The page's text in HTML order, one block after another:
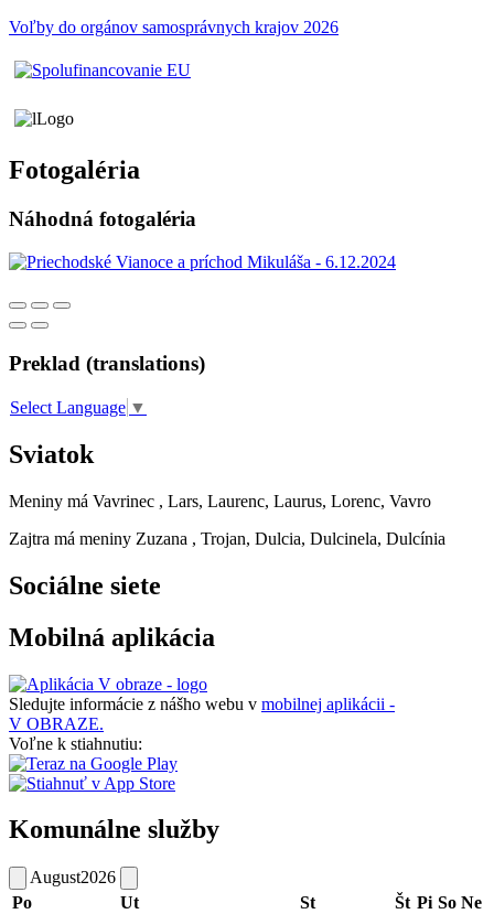
Voľby do orgánov samosprávnych krajov 2026
Fotogaléria
Náhodná fotogaléria
Preklad (translations)
Select Language ▼
Sviatok
Meniny má Vavrinec , Lars, Laurenc, Laurus, Lorenc, Vavro
Zajtra má meniny Zuzana , Trojan, Dulcia, Dulcinela, Dulcínia
Sociálne siete
Mobilná aplikácia
Sledujte informácie z nášho webu v mobilnej aplikácii -
V OBRAZE.
Voľne k stiahnutiu:
Komunálne služby
August2026
Po
Ut St Št Pi So Ne